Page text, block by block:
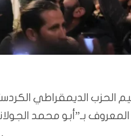
الحزب الديمقراطي
بـ”أبو محمد